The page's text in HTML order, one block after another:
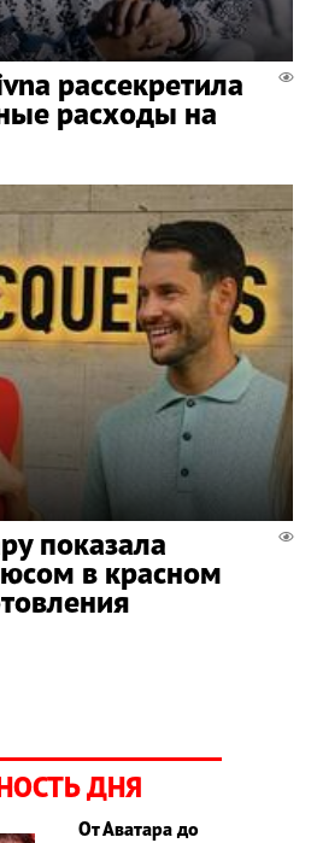
рассекретила
расходы на
показала
в красном
ДНЯ
От Аватара до